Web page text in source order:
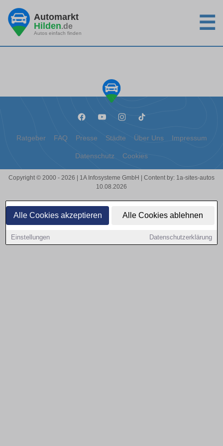
Alle Cookies akzeptieren Alle Cookies ablehnen
Einstellungen Datenschutzerklärung
Automarkt
Hilden.de
Autos einfach finden ☰
Ratgeber FAQ Presse Städte Über Uns Impressum
Datenschutz Cookies
Copyright © 2000 - 2026 | 1A Infosysteme GmbH | Content by: 1a-sites-autos
10.08.2026